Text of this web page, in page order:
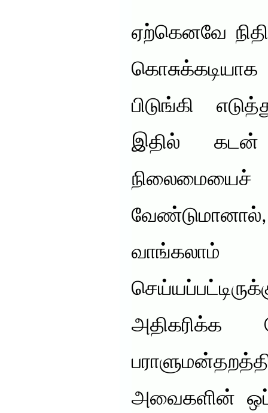
ஏற்கெனவே
பிடுங்கி
இதில்
வாங்கலாம்
அதிகரிக்க
அவைகளின்